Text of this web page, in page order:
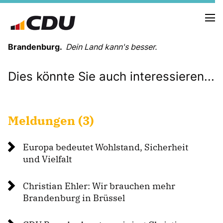
Brandenburg. Dein Land kann's besser.
MELDUNGEN
LANDESVORSTAND
ORGANISATION
LANDESFACHAUSSCHÜSSE
SATZUNG
PARTEIGERICHT
Dies könnte Sie auch interessieren...
Meldungen (3)
Europa bedeutet Wohlstand, Sicherheit
und Vielfalt
Christian Ehler: Wir brauchen mehr
Brandenburg in Brüssel